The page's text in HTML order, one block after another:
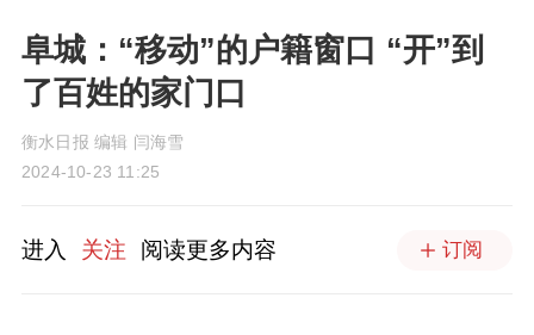
阜城：“移动”的户籍窗口 “开”到
了百姓的家门口
衡水日报 编辑 闫海雪
2024-10-23 11:25
进入 关注 阅读更多内容 订阅